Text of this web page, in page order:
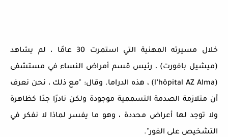
خلال مسيرته المهنية التي استمرت 30 عامًا ، لم يشاهد
(ميشيل بافورت) ، رئيس قسم أمراض النساء في مستشفى
(l’hôpital AZ Alma) ، هذه الدراما. وقال: "مع ذلك ، نحن نعرف
أن متلازمة الصدمة التسممية موجودة ولكن نادرًا جدًا كظاهرة
ولا توجد لها أعراض محددة ، وهو ما يفسر لماذا لا نفكر في
التشخيص على الفور".